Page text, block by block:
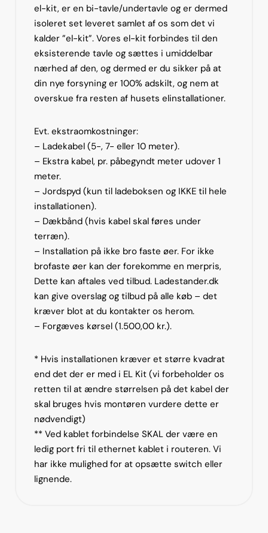
el-kit, er en bi-tavle/undertavle og er dermed
isoleret set leveret samlet af os som det vi
kalder ”el-kit”. Vores el-kit forbindes til den
eksisterende tavle og sættes i umiddelbar
nærhed af den, og dermed er du sikker på at
din nye forsyning er 100% adskilt, og nem at
overskue fra resten af husets elinstallationer.
Evt. ekstraomkostninger:
– Ladekabel (5-, 7- eller 10 meter).
– Ekstra kabel, pr. påbegyndt meter udover 1
meter.
– Jordspyd (kun til ladeboksen og IKKE til hele
installationen).
– Dækbånd (hvis kabel skal føres under
terræn).
– Installation på ikke bro faste øer. For ikke
brofaste øer kan der forekomme en merpris,
Dette kan aftales ved tilbud. Ladestander.dk
kan give overslag og tilbud på alle køb – det
kræver blot at du kontakter os herom.
– Forgæves kørsel (1.500,00 kr.).
* Hvis installationen kræver et større kvadrat
end det der er med i EL Kit (vi forbeholder os
retten til at ændre størrelsen på det kabel der
skal bruges hvis montøren vurdere dette er
nødvendigt)
** Ved kablet forbindelse SKAL der være en
ledig port fri til ethernet kablet i routeren. Vi
har ikke mulighed for at opsætte switch eller
lignende.